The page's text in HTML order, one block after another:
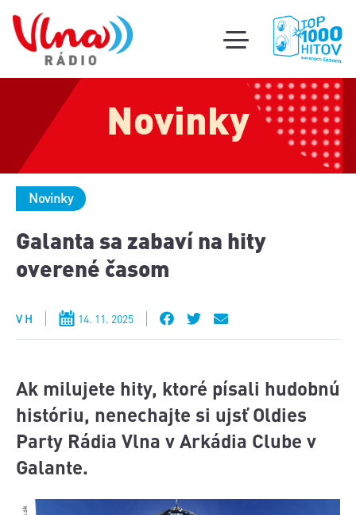
toggle
mobile
menu
Novinky
Novinky
Galanta sa zabaví na hity
overené časom
V H 14. 11. 2025
Ak milujete hity, ktoré písali hudobnú
históriu, nenechajte si ujsť Oldies
Party Rádia Vlna v Arkádia Clube v
Galante.